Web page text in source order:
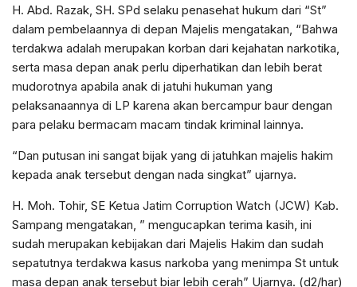
H. Abd. Razak, SH. SPd selaku penasehat hukum dari “St”
dalam pembelaannya di depan Majelis mengatakan, “Bahwa
terdakwa adalah merupakan korban dari kejahatan narkotika,
serta masa depan anak perlu diperhatikan dan lebih berat
mudorotnya apabila anak di jatuhi hukuman yang
pelaksanaannya di LP karena akan bercampur baur dengan
para pelaku bermacam macam tindak kriminal lainnya.
“Dan putusan ini sangat bijak yang di jatuhkan majelis hakim
kepada anak tersebut dengan nada singkat” ujarnya.
H. Moh. Tohir, SE Ketua Jatim Corruption Watch (JCW) Kab.
Sampang mengatakan, ” mengucapkan terima kasih, ini
sudah merupakan kebijakan dari Majelis Hakim dan sudah
sepatutnya terdakwa kasus narkoba yang menimpa St untuk
masa depan anak tersebut biar lebih cerah” Ujarnya. (d2/har)